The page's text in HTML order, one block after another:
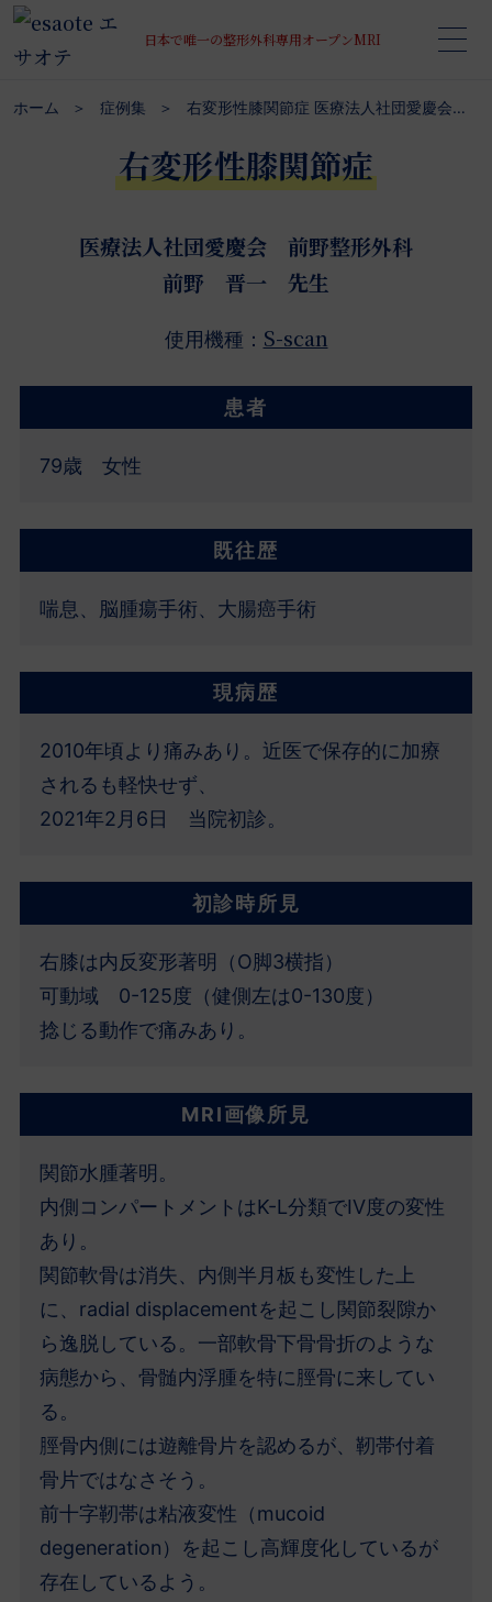
日本で唯一の整形外科専用オープンMRI
ホーム 症例集 右変形性膝関節症 医療法人社団愛慶会 前野整形外科
右変形性膝関節症
医療法人社団愛慶会 前野整形外科
前野 晋一 先生
使用機種： S-scan
患者
79歳 女性
既往歴
喘息、脳腫瘍手術、大腸癌手術
現病歴
2010年頃より痛みあり。近医で保存的に加療
されるも軽快せず、
2021年2月6日 当院初診。
初診時所見
右膝は内反変形著明（O脚3横指）
可動域 0-125度（健側左は0-130度）
捻じる動作で痛みあり。
MRI画像所見
関節水腫著明。
内側コンパートメントはK-L分類でIV度の変性
あり。
関節軟骨は消失、内側半月板も変性した上
に、radial displacementを起こし関節裂隙か
ら逸脱している。一部軟骨下骨骨折のような
病態から、骨髄内浮腫を特に脛骨に来してい
る。
脛骨内側には遊離骨片を認めるが、靭帯付着
骨片ではなさそう。
前十字靭帯は粘液変性（mucoid
degeneration）を起こし高輝度化しているが
存在しているよう。